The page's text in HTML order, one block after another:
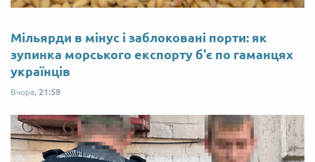
Мільярди в мінус і заблоковані порти: як
зупинка морського експорту б'є по гаманцях
українців
Вчора, 21:58